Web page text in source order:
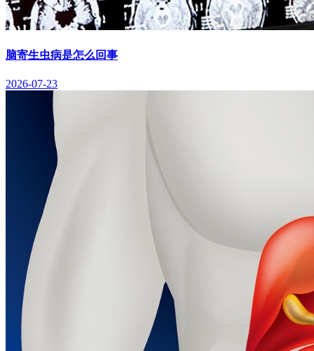
脑寄生虫病是怎么回事
2026-07-23